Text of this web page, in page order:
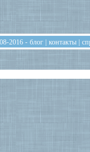
2016 - блог | контакты |